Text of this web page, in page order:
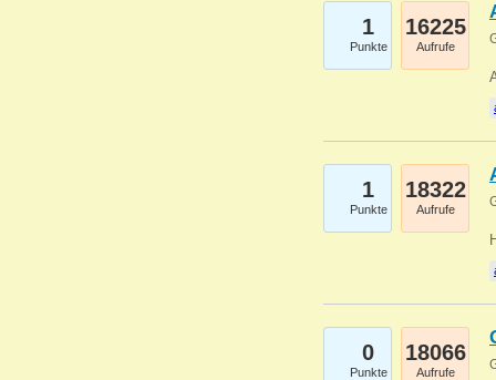
1
Punkte
16225
Aufrufe
1
Punkte
18322
Aufrufe
0
Punkte
18066
Aufrufe